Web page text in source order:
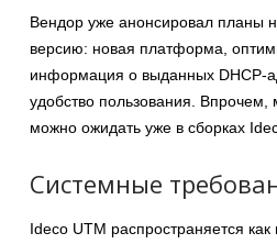
Вендор уже анонсировал планы
версию: новая платформа,
информация о выданных DHCP-
удобство пользования. Впрочем,
можно ожидать уже в сборках
Системные
Ideco UTM распространяется